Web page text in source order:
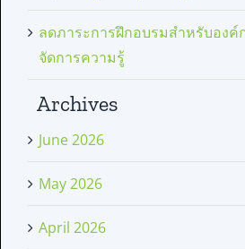
ลดภาระการฝึกอบรมสำหรับองค์
จัดการความรู้
Archives
June 2026
May 2026
April 2026